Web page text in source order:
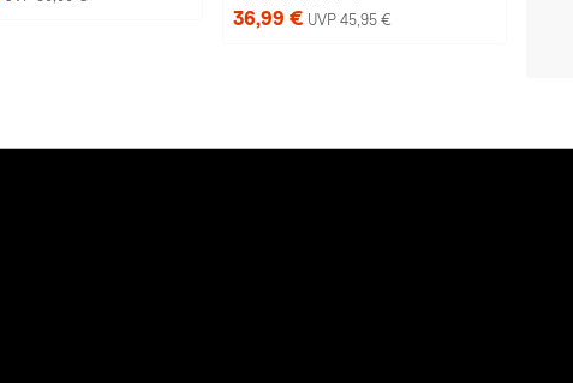
36,99 € UVP 45,95 €